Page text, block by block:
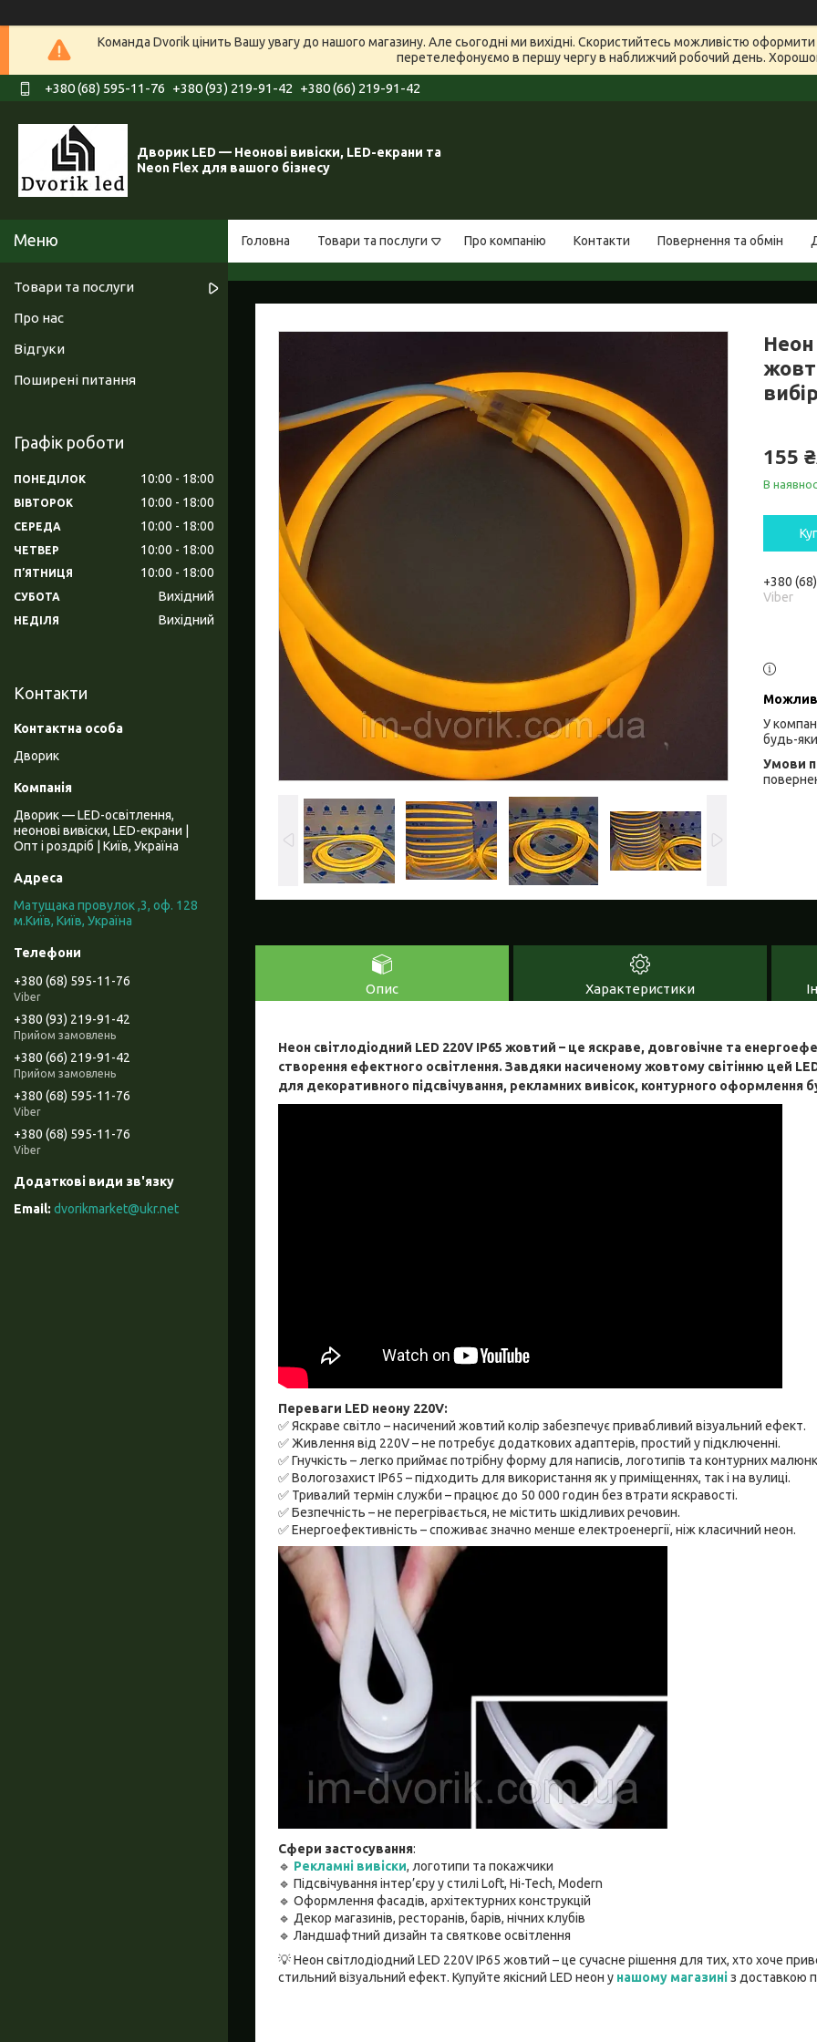
Команда Dvorik цінить Вашу увагу до нашого магазину. Але сьогодні ми вихідні. Скористийтесь можливістю
перетелефонуємо в першу чергу в наближчий робочий день.
+380 (68) 595-11-76 +380 (93) 219-91-42 +380 (66) 219-91-42
Дворик LED — Неонові вивіски, LED-екрани та
Neon Flex для вашого бізнесу
Головна Товари та послуги Про компанію Контакти Повернення та обмін
Неон
155
В
+380
Viber
У
будь-
Опис Характеристики
Неон світлодіодний LED 220V IP65 жовтий – це яскраве, довговічне та
створення ефектного освітлення. Завдяки насиченому жовтому світінню цей
для декоративного підсвічування, рекламних вивісок, контурного оформлення
Переваги LED неону 220V:
✅ Яскраве світло – насичений жовтий колір забезпечує привабливий візуальний ефект.
✅ Живлення від 220V – не потребує додаткових адаптерів, простий у підключенні.
✅ Гнучкість – легко приймає потрібну форму для написів, логотипів та контурних
✅ Вологозахист IP65 – підходить для використання як у приміщеннях, так і на вулиці.
✅ Тривалий термін служби – працює до 50 000 годин без втрати яскравості.
✅ Безпечність – не перегрівається, не містить шкідливих речовин.
✅ Енергоефективність – споживає значно менше електроенергії, ніж класичний неон.
Сфери застосування:
🔹 Рекламні вивіски, логотипи та покажчики
🔹 Підсвічування інтер’єру у стилі Loft, Hi-Tech, Modern
🔹 Оформлення фасадів, архітектурних конструкцій
🔹 Декор магазинів, ресторанів, барів, нічних клубів
🔹 Ландшафтний дизайн та святкове освітлення
💡 Неон світлодіодний LED 220V IP65 жовтий – це сучасне рішення для тих, хто хоче
стильний візуальний ефект. Купуйте якісний LED неон у нашому магазиніз доставкою
Товари та послуги
Про нас
Відгуки
Поширені питання
Графік роботи
ПОНЕДІЛОК 10:00 18:00
ВІВТОРОК 10:00 18:00
СЕРЕДА 10:00 18:00
ЧЕТВЕР 10:00 18:00
ПʼЯТНИЦЯ 10:00 18:00
СУБОТА Вихідний
НЕДІЛЯ Вихідний
Контакти
Дворик
Дворик — LED-освітлення,
неонові вивіски, LED-екрани |
Опт і роздріб | Київ, Україна
Матущака провулок ,3, оф. 128
м.Київ, Київ, Україна
+380 (68) 595-11-76
Viber
+380 (93) 219-91-42
Прийом замовлень
+380 (66) 219-91-42
Прийом замовлень
+380 (68) 595-11-76
Viber
+380 (68) 595-11-76
Viber
dvorikmarket@ukr.net